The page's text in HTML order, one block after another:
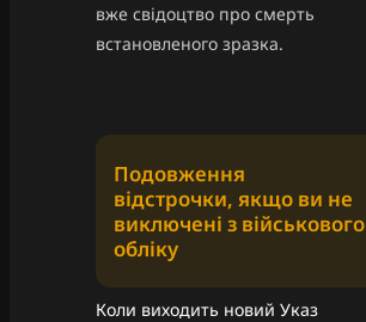
вже свідоцтво про смерть
встановленого зразка.
Подовження
відстрочки, якщо ви не
виключені з військового
обліку
Коли виходить новий Указ